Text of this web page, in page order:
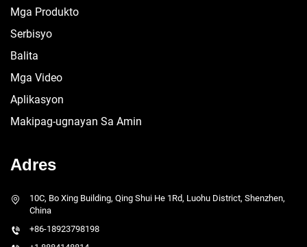
Mga Produkto
Serbisyo
Balita
Mga Video
Aplikasyon
Makipag-ugnayan Sa Amin
Adres
10C, Bo Xing Building, Qing Shui He 1Rd, Luohu District, Shenzhen,
China
+86-18923798198